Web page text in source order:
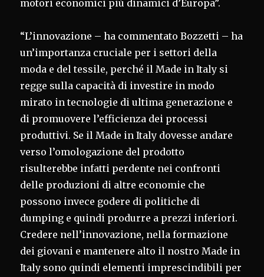
motori economici più dinamici d’Europa”.
“L’innovazione – ha commentato Bozzetti – ha
un’importanza cruciale per i settori della
moda e del tessile, perché il Made in Italy si
regge sulla capacità di investire in modo
mirato in tecnologie di ultima generazione e
di promuovere l’efficienza dei processi
produttivi. Se il Made in Italy dovesse andare
verso l’omologazione del prodotto
risulterebbe infatti perdente nei confronti
delle produzioni di altre economie che
possono invece godere di politiche di
dumping e quindi produrre a prezzi inferiori.
Credere nell’innovazione, nella formazione
dei giovani e mantenere alto il nostro Made in
Italy sono quindi elementi imprescindibili per